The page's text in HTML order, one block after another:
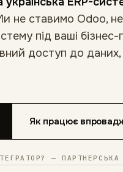
не ставимо Odoo,
під ваші
доступ до даних,
Як працює
— ПАРТНЕРСЬКА